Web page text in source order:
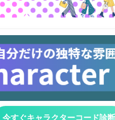
今すぐキャラクターコード診断